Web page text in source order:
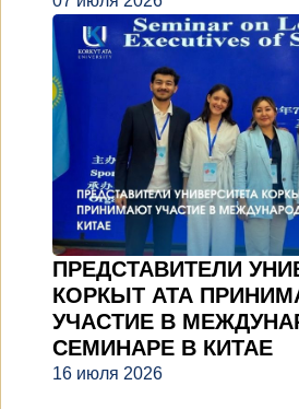
ПРЕДСТАВИТЕЛИ
КОРКЫТ АТА
УЧАСТИЕ В
СЕМИНАРЕ В КИТАЕ
16 июля 2026